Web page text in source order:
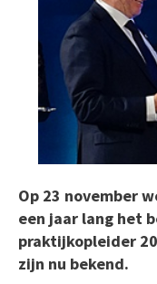
Op 23 november
een jaar lang het
praktijkopleider
zijn nu bekend.